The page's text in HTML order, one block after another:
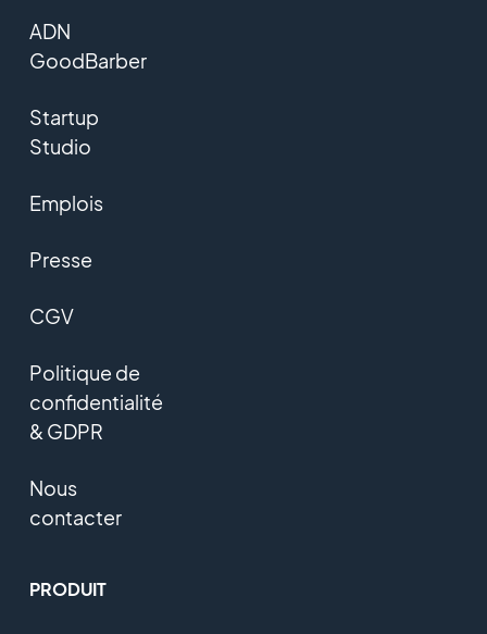
ADN
GoodBarber
Startup
Studio
Emplois
Presse
CGV
Politique de
confidentialité
& GDPR
Nous
contacter
PRODUIT